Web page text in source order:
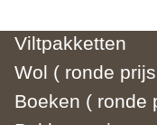
Viltpakketten
Wol ( ronde
Boeken ( ronde